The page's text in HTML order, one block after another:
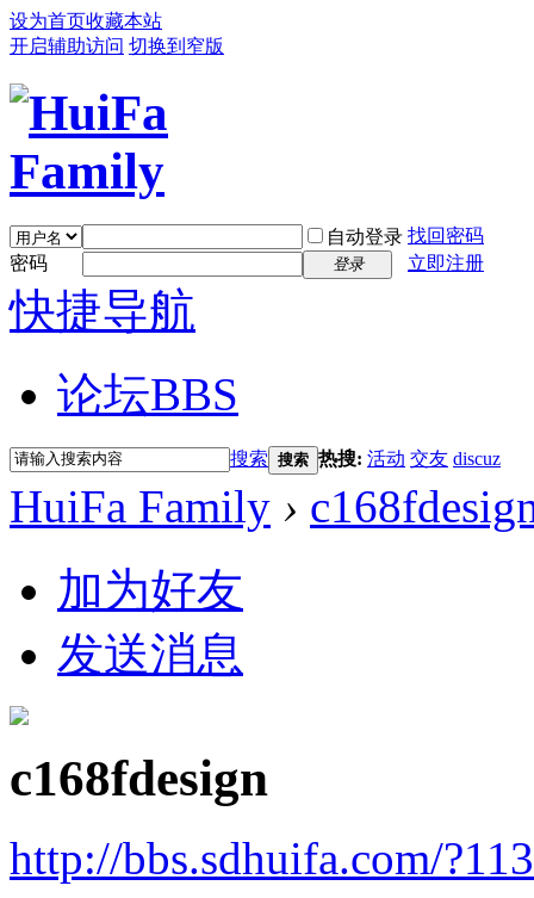
设为首页收藏本站
开启辅助访问 切换到窄版
自动登录 找回密码
密码
登录 立即注册
快捷导航
论坛BBS
搜索 搜索 热搜: 活动 交友 discuz
HuiFa Family ›
加为好友
发送消息
c168fdesign
http://bbs.sdhuifa.com/